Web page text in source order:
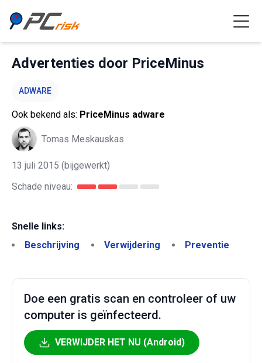
Advertenties door PriceMinus
ADWARE
Ook bekend als: PriceMinus adware
Tomas Meskauskas
13 juli 2015 (bijgewerkt)
Schade niveau:
Snelle links:
Beschrijving
Verwijdering Preventie
Doe een gratis scan en controleer of uw
computer is geïnfecteerd.
VERWIJDER HET NU (Android)